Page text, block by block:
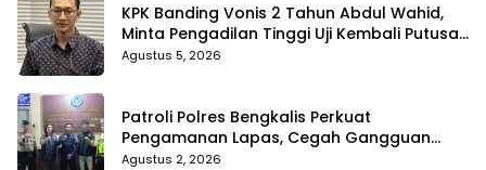
KPK Banding Vonis 2 Tahun Abdul Wahid,
Minta Pengadilan Tinggi Uji Kembali Putusan
Tipikor
Agustus 5, 2026
Patroli Polres Bengkalis Perkuat
Pengamanan Lapas, Cegah Gangguan
Kamtib Sejak Dini
Agustus 2, 2026